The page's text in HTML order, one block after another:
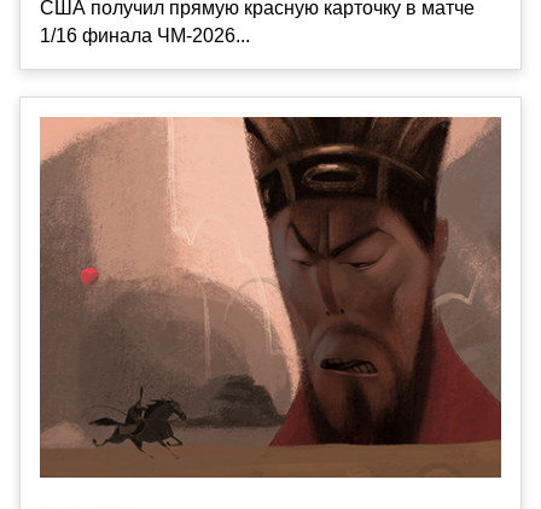
США получил прямую красную карточку в матче
1/16 финала ЧМ-2026...